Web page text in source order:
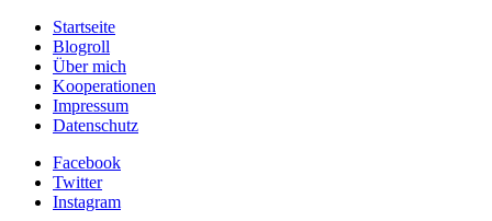
Startseite
Blogroll
Über mich
Kooperationen
Impressum
Datenschutz
Facebook
Twitter
Instagram